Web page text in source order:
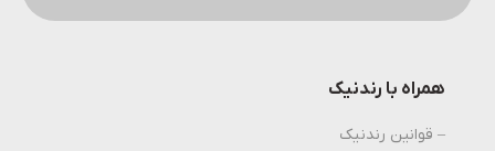
همراه با رندنیک
– قوانین رندنیک